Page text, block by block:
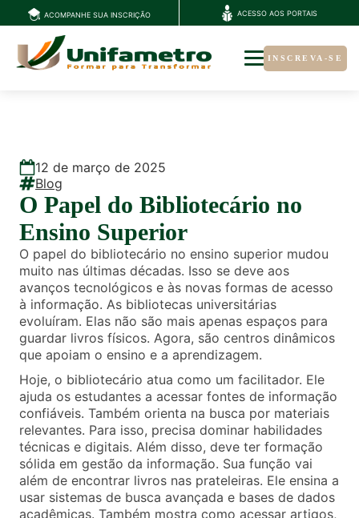
ACOMPANHE SUA INSCRIÇÃO ACESSO AOS PORTAIS
INSCREVA-SE
12 de março de 2025
Blog
O Papel do Bibliotecário no
Ensino Superior
O papel do bibliotecário no ensino superior mudou
muito nas últimas décadas. Isso se deve aos
avanços tecnológicos e às novas formas de acesso
à informação. As bibliotecas universitárias
evoluíram. Elas não são mais apenas espaços para
guardar livros físicos. Agora, são centros dinâmicos
que apoiam o ensino e a aprendizagem.
Hoje, o bibliotecário atua como um facilitador. Ele
ajuda os estudantes a acessar fontes de informação
confiáveis. Também orienta na busca por materiais
relevantes. Para isso, precisa dominar habilidades
técnicas e digitais. Além disso, deve ter formação
sólida em gestão da informação. Sua função vai
além de encontrar livros nas prateleiras. Ele ensina a
usar sistemas de busca avançada e bases de dados
acadêmicas. Também mostra como acessar artigos,